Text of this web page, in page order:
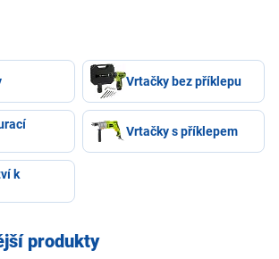
Vrtačky bez příklepu
Vrtačky s příklepem
k
produkty